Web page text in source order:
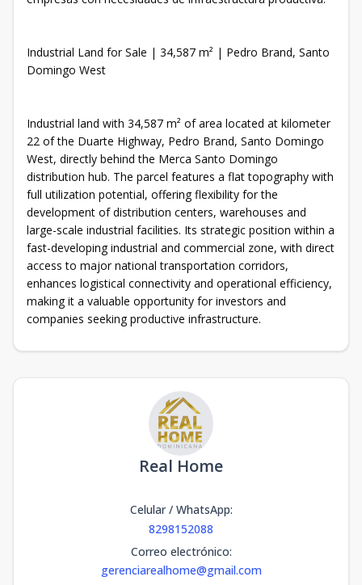
Industrial Land for Sale | 34,587 m² | Pedro Brand, Santo
Domingo West
Industrial land with 34,587 m² of area located at kilometer
22 of the Duarte Highway, Pedro Brand, Santo Domingo
West, directly behind the Merca Santo Domingo
distribution hub. The parcel features a flat topography with
full utilization potential, offering flexibility for the
development of distribution centers, warehouses and
large-scale industrial facilities. Its strategic position within a
fast-developing industrial and commercial zone, with direct
access to major national transportation corridors,
enhances logistical connectivity and operational efficiency,
making it a valuable opportunity for investors and
companies seeking productive infrastructure.
Real Home
Celular / WhatsApp:
8298152088
Correo electrónico:
gerenciarealhome@gmail.com